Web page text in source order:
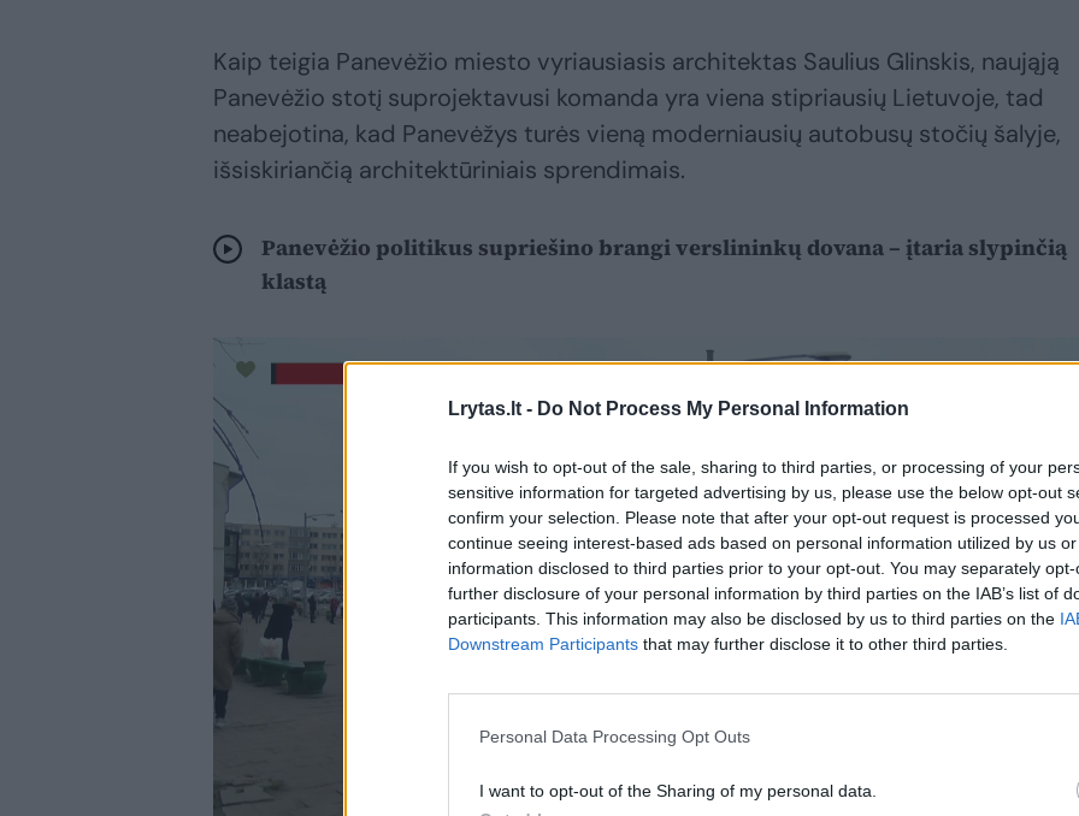
Lrytas.lt - Do Not Process My Personal Information
If you wish to opt-out of the sale, sharing to third parties, or processing of your
sensitive information for targeted advertising by us, please use the below opt-out
confirm your selection. Please note that after your opt-out request is processed
continue seeing interest-based ads based on personal information utilized by us
information disclosed to third parties prior to your opt-out. You may separately
further disclosure of your personal information by third parties on the IAB’s list of
participants. This information may also be disclosed by us to third parties on the
Downstream Participants that may further disclose it to other third parties.
Personal Data Processing Opt Outs
I want to opt-out of the Sharing of my personal data.
Kaip teigia Panevėžio miesto vyriausiasis architektas Saulius Glinskis, naująją
Panevėžio stotį suprojektavusi komanda yra viena stipriausių Lietuvoje, tad
neabejotina, kad Panevėžys turės vieną moderniausių autobusų stočių šalyje,
išsiskiriančią architektūriniais sprendimais.
Panevėžio politikus supriešino brangi verslininkų dovana – įtaria slypinčią
klastą